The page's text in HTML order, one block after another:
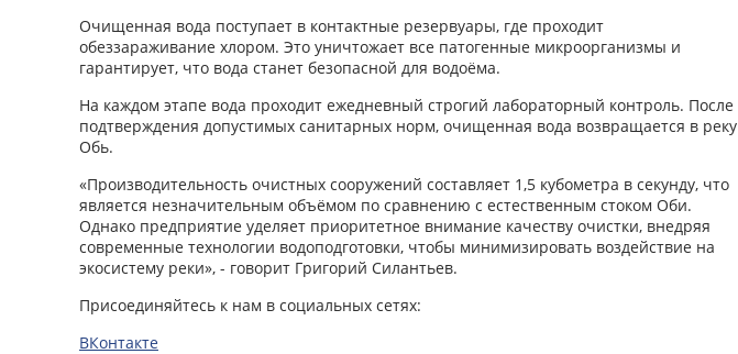
Очищенная вода поступает в контактные резервуары, где проходит
обеззараживание хлором. Это уничтожает все патогенные микроорганизмы и
гарантирует, что вода станет безопасной для водоёма.
На каждом этапе вода проходит ежедневный строгий лабораторный контроль. После
подтверждения допустимых санитарных норм, очищенная вода возвращается в реку
Обь.
«Производительность очистных сооружений составляет 1,5 кубометра в секунду, что
является незначительным объёмом по сравнению с естественным стоком Оби.
Однако предприятие уделяет приоритетное внимание качеству очистки, внедряя
современные технологии водоподготовки, чтобы минимизировать воздействие на
экосистему реки», - говорит Григорий Силантьев.
Присоединяйтесь к нам в социальных сетях:
ВКонтакте